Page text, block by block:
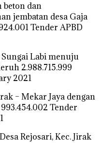
beton dan
jembatan desa Gaja
Tender APBD
Sungai Labi menuju
2.988.715.999
2021
– Mekar Jaya dengan
Tender
Rejosari, Kec. Jirak